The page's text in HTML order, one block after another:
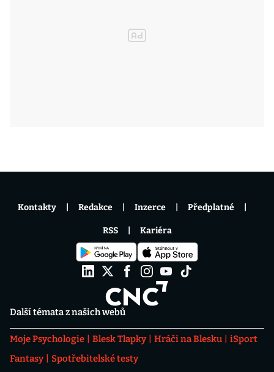
Další témata z našich webů
Moje Psychologie Blesk Tlapky Hráči na Blesku
iSport
Fantasy
Spotřebitelské testy
Kontakty Redakce Inzerce Předplatné
RSS Kariéra